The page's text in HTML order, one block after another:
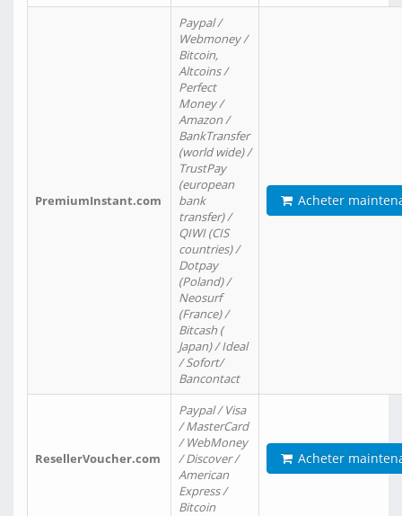
PremiumInstant.com
Paypal /
Webmoney /
Bitcoin,
Altcoins /
Perfect
Money /
Amazon /
BankTransfer
(world wide) /
TrustPay
(european
bank
transfer) /
QIWI (CIS
countries) /
Dotpay
(Poland) /
Neosurf
(France) /
Bitcash (
Japan) / Ideal
/ Sofort/
Bancontact
Acheter
ResellerVoucher.com
Paypal / Visa
/ MasterCard
/ WebMoney
/ Discover /
American
Express /
Bitcoin
Acheter